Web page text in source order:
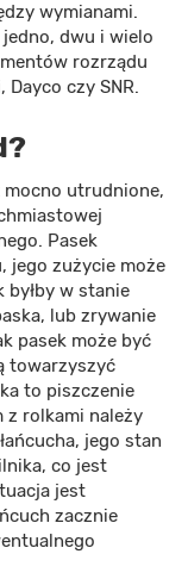
wymianami.
dwu i wielo
rozrządu
Dayco czy SNR.
utrudnione,
Pasek
jego zużycie może
byłby w stanie
lub zrywanie
pasek może być
towarzyszyć
to piszczenie
z rolkami należy
jego stan
co jest
jest
zacznie